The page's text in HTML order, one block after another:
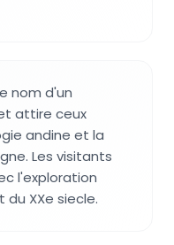
nom d'un
attire ceux
andine et la
Les visitants
l'exploration
XXe siecle.